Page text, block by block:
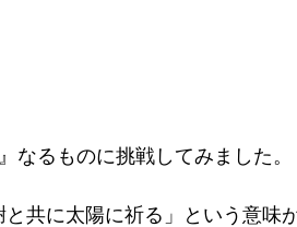
なるものに挑戦してみました。
共に太陽に祈る」という意味